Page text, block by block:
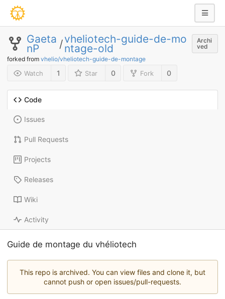
Gaeta
nP /vheliotech-guide-de-mo
ntage-old
Archi
ved
forked from vhelio/vheliotech-guide-de-montage
Watch 1 Star 0 Fork 0
Code
Issues
Pull Requests
Projects
Releases
Wiki
Activity
Guide de montage du vhéliotech
This repo is archived. You can view files and clone it, but
cannot push or open issues/pull-requests.